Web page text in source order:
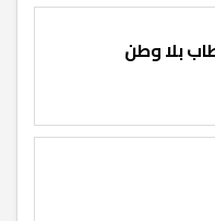
بلا وطن